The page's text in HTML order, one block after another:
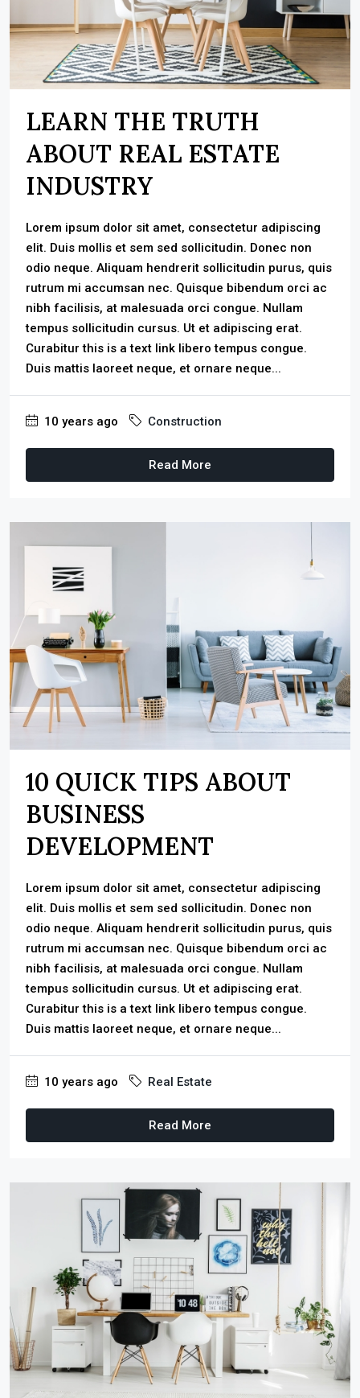
LEARN THE TRUTH
ABOUT REAL ESTATE
INDUSTRY
Lorem ipsum dolor sit amet, consectetur adipiscing
elit. Duis mollis et sem sed sollicitudin. Donec non
odio neque. Aliquam hendrerit sollicitudin purus, quis
rutrum mi accumsan nec. Quisque bibendum orci ac
nibh facilisis, at malesuada orci congue. Nullam
tempus sollicitudin cursus. Ut et adipiscing erat.
Curabitur this is a text link libero tempus congue.
Duis mattis laoreet neque, et ornare neque...
10 years ago Construction
Read More
10 QUICK TIPS ABOUT
BUSINESS
DEVELOPMENT
Lorem ipsum dolor sit amet, consectetur adipiscing
elit. Duis mollis et sem sed sollicitudin. Donec non
odio neque. Aliquam hendrerit sollicitudin purus, quis
rutrum mi accumsan nec. Quisque bibendum orci ac
nibh facilisis, at malesuada orci congue. Nullam
tempus sollicitudin cursus. Ut et adipiscing erat.
Curabitur this is a text link libero tempus congue.
Duis mattis laoreet neque, et ornare neque...
10 years ago Real Estate
Read More